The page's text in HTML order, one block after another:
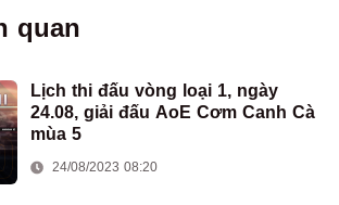
quan
Lịch thi đấu vòng loại 1, ngày
24.08, giải đấu AoE Cơm Canh Cà
mùa 5
24/08/2023 08:20